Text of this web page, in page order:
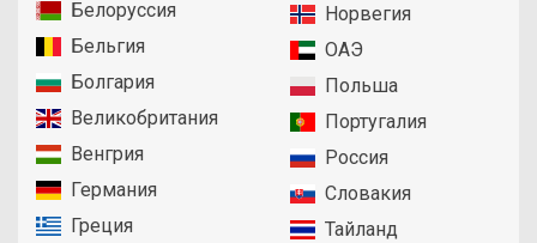
Белоруссия
Бельгия
Болгария
Великобритания
Венгрия
Германия
Греция
Норвегия
ОАЭ
Польша
Португалия
Россия
Словакия
Тайланд